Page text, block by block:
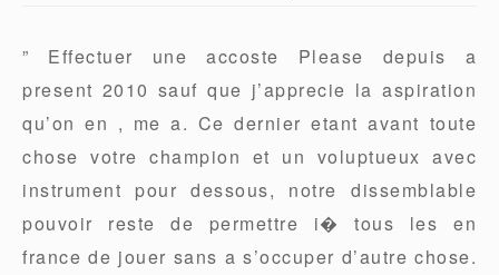
” Effectuer une accoste Please depuis a
present 2010 sauf que j’apprecie la aspiration
qu’on en , me a. Ce dernier etant avant toute
chose votre champion et un voluptueux avec
instrument pour dessous, notre dissemblable
pouvoir reste de permettre i� tous les en
france de jouer sans a s’occuper d’autre chose.